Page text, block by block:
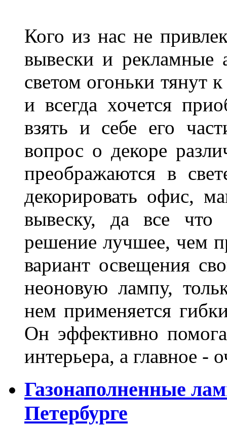
Кого из нас не
вывески и рекламные
светом огоньки тянут
и всегда хочется
взять и себе его
вопрос о декоре
преображаются в
декорировать офис,
вывеску, да все
решение лучшее, чем
вариант освещения
неоновую лампу,
нем применяется
Он эффективно
интерьера, а главное
Газонаполненные
Петербурге